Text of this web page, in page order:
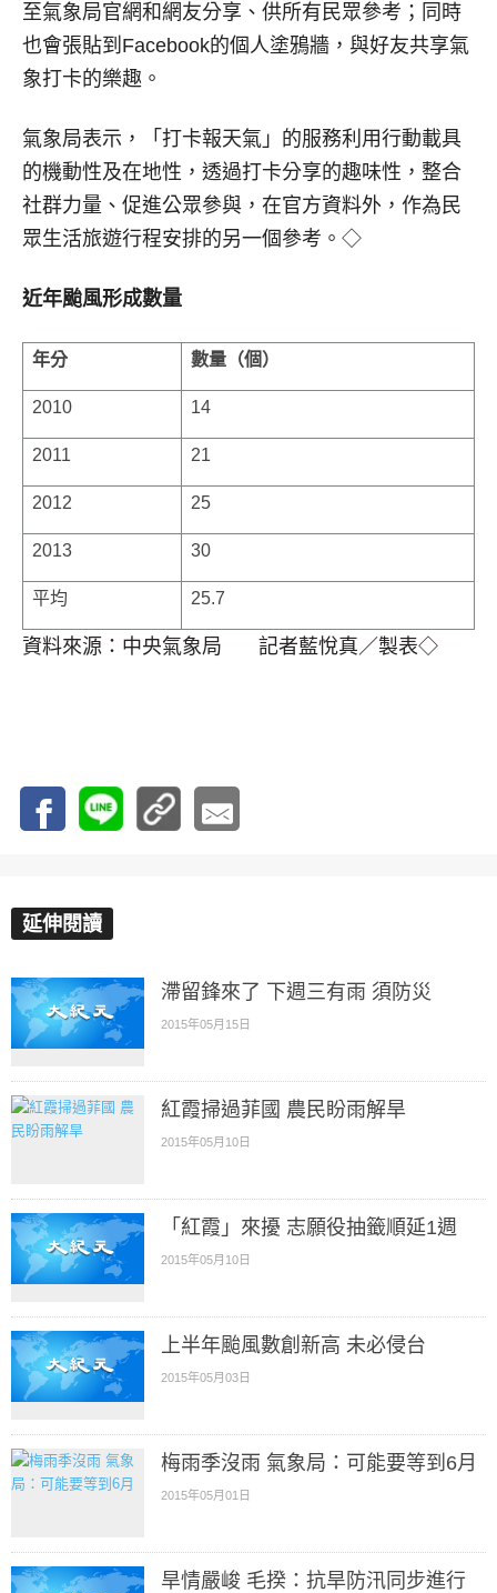
至氣象局官網和網友分享、供所有民眾參考；同時
也會張貼到Facebook的個人塗鴉牆，與好友共享氣
象打卡的樂趣。
氣象局表示，「打卡報天氣」的服務利用行動載具
的機動性及在地性，透過打卡分享的趣味性，整合
社群力量、促進公眾參與，在官方資料外，作為民
眾生活旅遊行程安排的另一個參考。◇
近年颱風形成數量
年分 數量（個）
2010 14
2011 21
2012 25
2013 30
平均 25.7
資料來源：中央氣象局 記者藍悅真／製表◇
延伸閱讀
滯留鋒來了 下週三有雨 須防災
2015年05月15日
紅霞掃過菲國 農民盼雨解旱
2015年05月10日
「紅霞」來擾 志願役抽籤順延1週
2015年05月10日
上半年颱風數創新高 未必侵台
2015年05月03日
梅雨季沒雨 氣象局：可能要等到6月
2015年05月01日
旱情嚴峻 毛揆：抗旱防汛同步進行